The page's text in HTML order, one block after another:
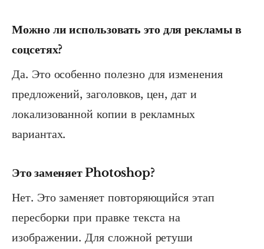
Можно ли использовать это для рекламы в
соцсетях?
Да. Это особенно полезно для изменения
предложений, заголовков, цен, дат и
локализованной копии в рекламных
вариантах.
Это заменяет Photoshop?
Нет. Это заменяет повторяющийся этап
пересборки при правке текста на
изображении. Для сложной ретуши